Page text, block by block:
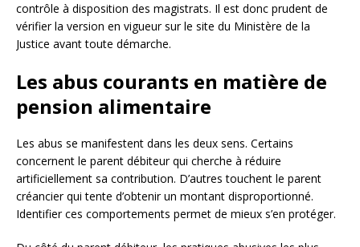
contrôle à disposition des magistrats. Il est donc prudent de
vérifier la version en vigueur sur le site du Ministère de la
Justice avant toute démarche.
Les abus courants en matière de
pension alimentaire
Les abus se manifestent dans les deux sens. Certains
concernent le parent débiteur qui cherche à réduire
artificiellement sa contribution. D’autres touchent le parent
créancier qui tente d’obtenir un montant disproportionné.
Identifier ces comportements permet de mieux s’en protéger.